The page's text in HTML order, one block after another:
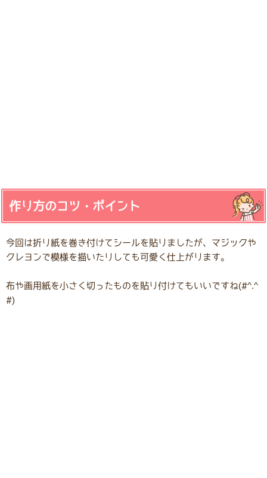
作り方のコツ・ポイント
今回は折り紙を巻き付けてシールを貼りましたが、マジックや
クレヨンで模様を描いたりしても可愛く仕上がります。
布や画用紙を小さく切ったものを貼り付けてもいいですね(#^.^
#)